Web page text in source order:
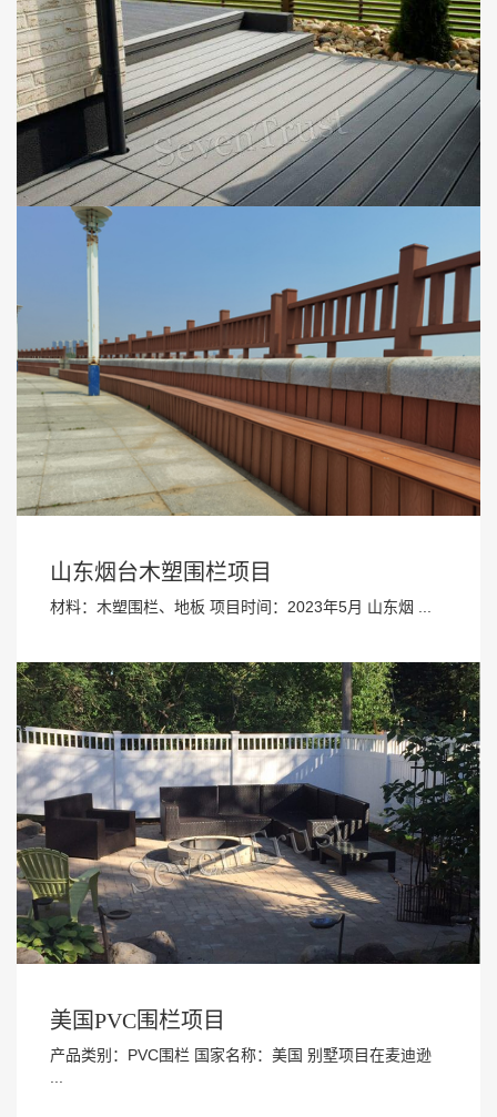
山东烟台木塑围栏项目
材料：木塑围栏、地板 项目时间：2023年5月 山东烟 ...
美国PVC围栏项目
产品类别：PVC围栏 国家名称：美国 别墅项目在麦迪逊
...